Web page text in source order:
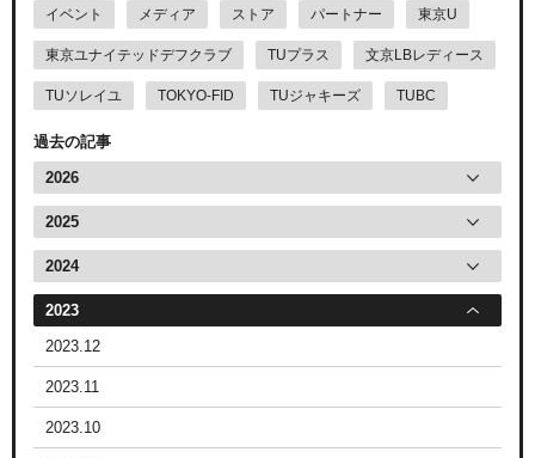
イベント メディア ストア パートナー 東京U
東京ユナイテッドデフクラブ TUプラス 文京LBレディース
TUソレイユ TOKYO-FID TUジャキーズ TUBC
過去の記事
2026
2025
2024
2023
2023.12
2023.11
2023.10